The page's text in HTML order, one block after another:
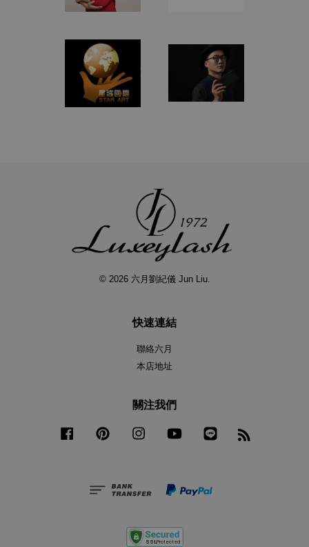
© 2026 六月劉紀儀 Jun Liu.
快速連結
聯絡六月
本店地址
關注我們
Facebook Pinterest Instagram YouTube